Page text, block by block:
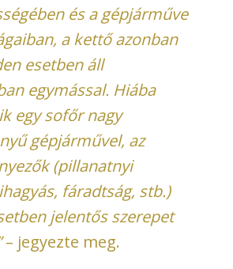
és a gépjárműve
a kettő azonban
esetben áll
egymással. Hiába
egy sofőr nagy
gépjárművel, az
(pillanatnyi
fáradtság, stb.)
jelentős szerepet
– jegyezte meg.